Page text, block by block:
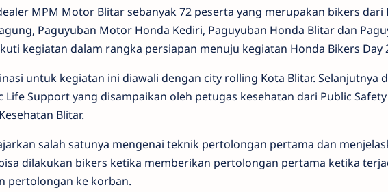
MPM Motor Blitar sebanyak 72 peserta yang merupakan bikers dari
Paguyuban Motor Honda Kediri, Paguyuban Honda Blitar dan
kegiatan dalam rangka persiapan menuju kegiatan Honda Bikers Day
untuk kegiatan ini diawali dengan city rolling Kota Blitar. Selanjutnya
Life Support yang disampaikan oleh petugas kesehatan dari Public
Blitar.
salah satunya mengenai teknik pertolongan pertama dan
dilakukan bikers ketika memberikan pertolongan pertama ketika
pertolongan ke korban.